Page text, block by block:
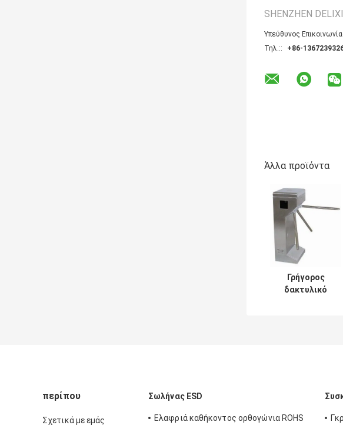
SHENZHEN
Υπεύθυνος
Τηλ.::
+86-
Άλλα προϊόντα
Γρήγορος
δακτυλικό
ταυτότητας RFID
περίπου
Σχετικά με εμάς
Σωλήνας ESD
Ελαφριά καθήκοντος ορθογώνια ROHS